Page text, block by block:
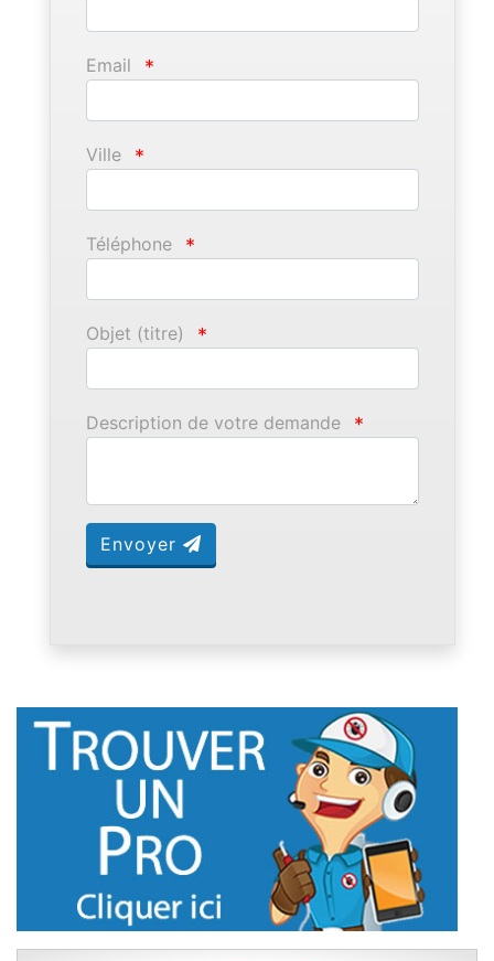
Email *
Ville *
Téléphone *
Objet (titre) *
Description de votre demande *
Envoyer